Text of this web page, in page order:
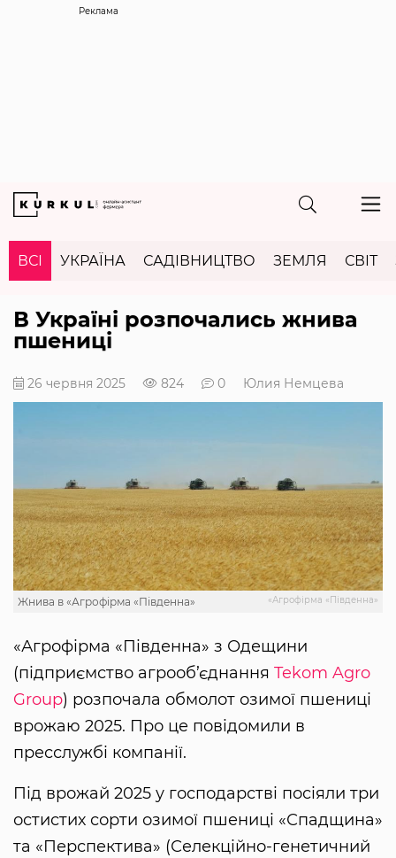
Реклама
ВСІ УКРАЇНА САДІВНИЦТВО ЗЕМЛЯ СВІТ
В Україні розпочались жнива
пшениці
26 червня 2025 824 0 Юлия Немцева
«Агрофірма «Південна»
Жнива в «Агрофірма «Південна»
«Агрофірма «Південна» з Одещини
(підприємство агрооб’єднання Tekom Agro
Group) розпочала обмолот озимої пшениці
врожаю 2025. Про це повідомили в
пресслужбі компанії.
Під врожай 2025 у господарстві посіяли три
остистих сорти озимої пшениці «Спадщина»
та «Перспектива» (Селекційно-генетичний